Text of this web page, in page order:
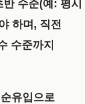
수준(예: 평시
하며, 직전
수준까지
유입으로